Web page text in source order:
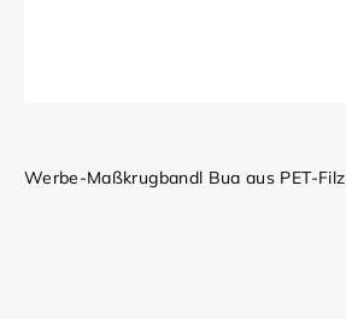
Werbe-Maßkrugbandl Bua aus PET-Filz